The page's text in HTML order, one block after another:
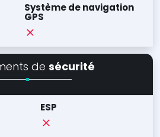
Système de navigation
GPS
de sécurité
ESP